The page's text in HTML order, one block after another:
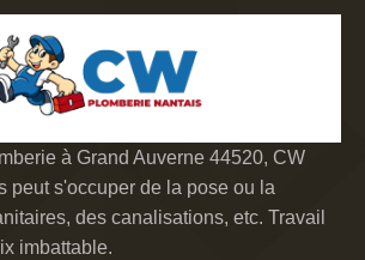
à Grand Auverne 44520, CW
peut s'occuper de la pose ou la
des canalisations, etc. Travail
imbattable.